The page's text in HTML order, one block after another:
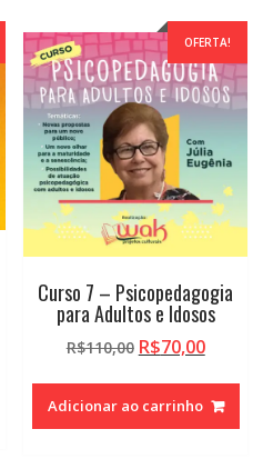
OFERTA!
Curso 7 – Psicopedagogia
para Adultos e Idosos
R$110,00 O
original
era:
R$70,00O
atual
é:
Adicionar ao carrinho